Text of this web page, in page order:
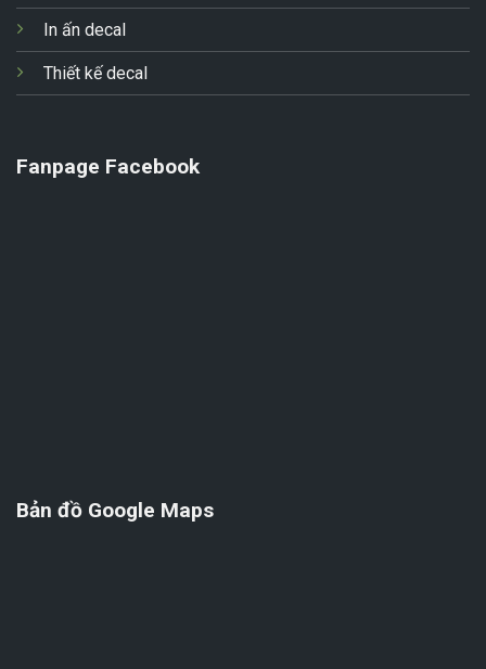
In ấn decal
Thiết kế decal
Fanpage Facebook
Bản đồ Google Maps